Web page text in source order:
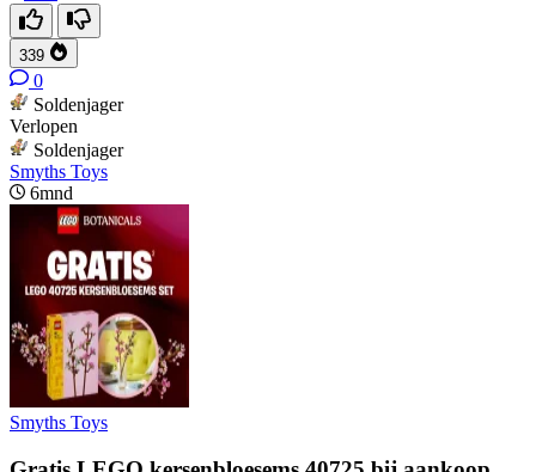
339
0
Soldenjager
Verlopen
Soldenjager
Smyths Toys
6mnd
Smyths Toys